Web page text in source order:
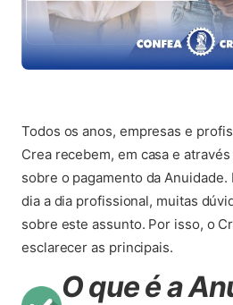
Todos os anos, empresas e
Crea recebem, em casa e
sobre o pagamento da Anuidade.
dia a dia profissional, muitas
sobre este assunto. Por isso, o
esclarecer as principais.
O que é a